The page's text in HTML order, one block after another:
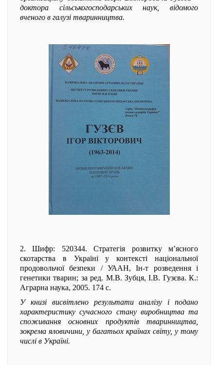
доктора сільськогосподарських наук, відомого
вченого в галузі тваринництва.
2. Шифр: 520344. Стратегія розвитку м’ясного
скотарства в Україні у контексті національної
продовольчої безпеки / УААН, Ін-т розведення і
генетики тварин; за ред. М.В. Зубця, І.В. Гузєва. К.:
Аграрна наука, 2005. 174 с.
У книзі висвітлено результати аналізу і подано
характеристику сучасного стану виробництва та
споживання основних продуктів тваринництва,
зокрема яловичини, у багатьох країнах світу, у тому
числі в Україні.